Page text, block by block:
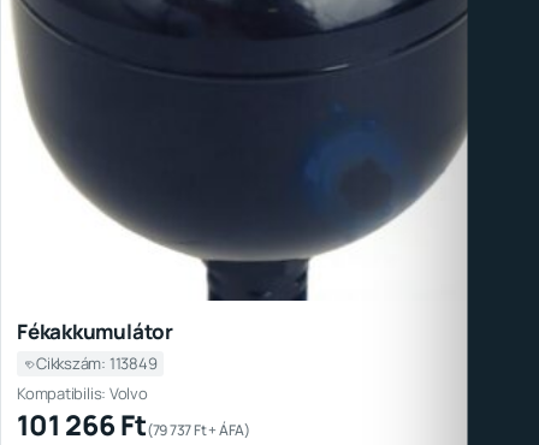
Fékakkumulátor
Cikkszám: 113849
Kompatibilis: Volvo
101 266Ft(79 737Ft+ ÁFA)